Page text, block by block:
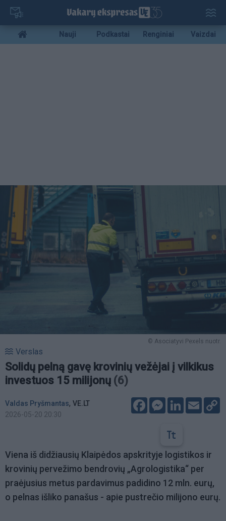
Pereiti
pagrindinį
turinį
Mobile
menu
Nauji Podkastai Renginiai Vaizdai
© Asociatyvi Pexels nuotr.
Verslas
Solidų pelną gavę krovinių vežėjai į vilkikus
investuos 15 milijonų (6)
Valdas Pryšmantas, VE.LT
2026-05-20 20:30
FacebookMessenger
LinkedIn
Email
Viena iš didžiausių Klaipėdos apskrityje logistikos ir
krovinių pervežimo bendrovių „Agrologistika“ per
praėjusius metus pardavimus padidino 12 mln. eurų,
o pelnas išliko panašus - apie pustrečio milijono eurų.